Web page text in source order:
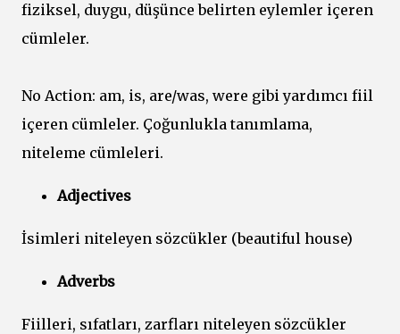
fiziksel, duygu, düşünce belirten eylemler içeren
cümleler.
No Action: am, is, are/was, were gibi yardımcı fiil
içeren cümleler. Çoğunlukla tanımlama,
niteleme cümleleri.
Adjectives
İsimleri niteleyen sözcükler (beautiful house)
Adverbs
Fiilleri, sıfatları, zarfları niteleyen sözcükler